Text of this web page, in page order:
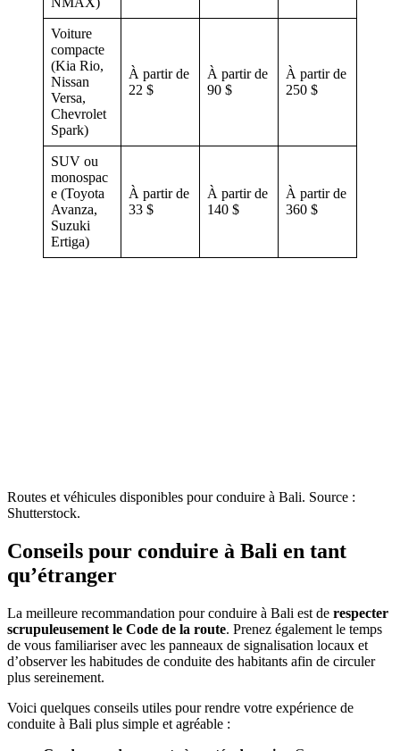
Voiture
compacte
(Kia Rio,
Nissan
Versa,
Chevrolet
Spark)
À partir de
22 $
À partir de
90 $
À partir de
250 $
SUV ou
monospac
e (Toyota
Avanza,
Suzuki
Ertiga)
À partir de
33 $
À partir de
140 $
À partir de
360 $
Routes et véhicules disponibles pour conduire à Bali. Source :
Shutterstock.
Conseils pour conduire à Bali en tant
qu’étranger
La meilleure recommandation pour conduire à Bali est de respecter
scrupuleusement le Code de la route. Prenez également le temps
de vous familiariser avec les panneaux de signalisation locaux et
d’observer les habitudes de conduite des habitants afin de circuler
plus sereinement.
Voici quelques conseils utiles pour rendre votre expérience de
conduite à Bali plus simple et agréable :